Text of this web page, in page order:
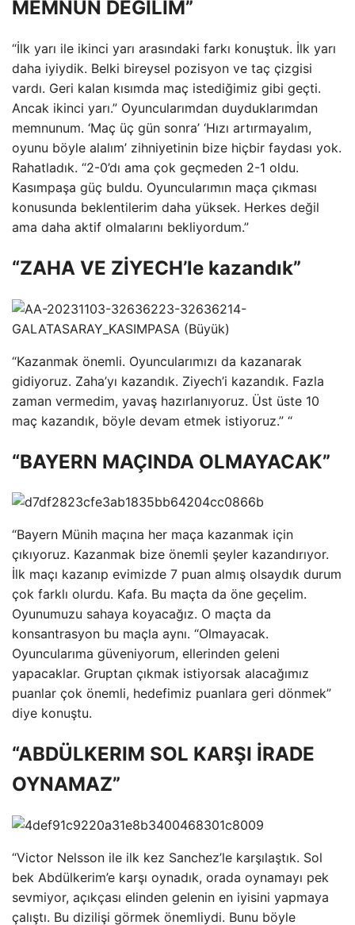
MEMNUN DEĞİLİM”
“İlk yarı ile ikinci yarı arasındaki farkı konuştuk. İlk yarı
daha iyiydik. Belki bireysel pozisyon ve taç çizgisi
vardı. Geri kalan kısımda maç istediğimiz gibi geçti.
Ancak ikinci yarı.” Oyuncularımdan duyduklarımdan
memnunum. ‘Maç üç gün sonra’ ‘Hızı artırmayalım,
oyunu böyle alalım’ zihniyetinin bize hiçbir faydası yok.
Rahatladık. “2-0’dı ama çok geçmeden 2-1 oldu.
Kasımpaşa güç buldu. Oyuncularımın maça çıkması
konusunda beklentilerim daha yüksek. Herkes değil
ama daha aktif olmalarını bekliyordum.”
“ZAHA VE ZİYECH’le kazandık”
“Kazanmak önemli. Oyuncularımızı da kazanarak
gidiyoruz. Zaha’yı kazandık. Ziyech’i kazandık. Fazla
zaman vermedim, yavaş hazırlanıyoruz. Üst üste 10
maç kazandık, böyle devam etmek istiyoruz.” “
“BAYERN MAÇINDA OLMAYACAK”
“Bayern Münih maçına her maça kazanmak için
çıkıyoruz. Kazanmak bize önemli şeyler kazandırıyor.
İlk maçı kazanıp evimizde 7 puan almış olsaydık durum
çok farklı olurdu. Kafa. Bu maçta da öne geçelim.
Oyunumuzu sahaya koyacağız. O maçta da
konsantrasyon bu maçla aynı. “Olmayacak.
Oyuncularıma güveniyorum, ellerinden geleni
yapacaklar. Gruptan çıkmak istiyorsak alacağımız
puanlar çok önemli, hedefimiz puanlara geri dönmek”
diye konuştu.
“ABDÜLKERIM SOL KARŞI İRADE
OYNAMAZ”
“Victor Nelsson ile ilk kez Sanchez’le karşılaştık. Sol
bek Abdülkerim’e karşı oynadık, orada oynamayı pek
sevmiyor, açıkçası elinden gelenin en iyisini yapmaya
çalıştı. Bu dizilişi görmek önemliydi. Bunu böyle